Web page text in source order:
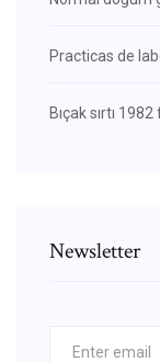
Practicas de
Bıçak sırtı
Newsletter